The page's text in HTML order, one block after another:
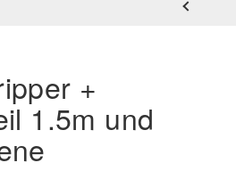
+
1.5m und